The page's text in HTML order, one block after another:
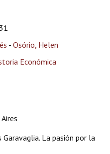
- Osório, Helen
Económica
Garavaglia. La pasión por la